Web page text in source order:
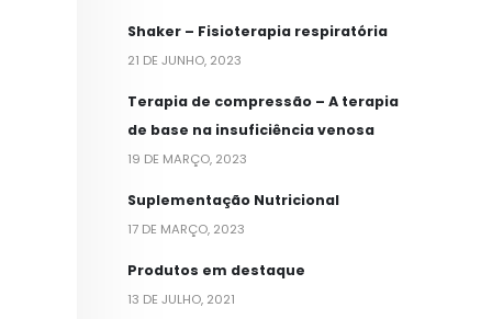
Shaker – Fisioterapia respiratória
21 DE JUNHO, 2023
Terapia de compressão – A terapia
de base na insuficiência venosa
19 DE MARÇO, 2023
Suplementação Nutricional
17 DE MARÇO, 2023
Produtos em destaque
13 DE JULHO, 2021